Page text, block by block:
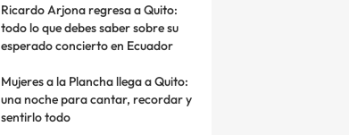
Ricardo Arjona regresa a Quito:
todo lo que debes saber sobre su
esperado concierto en Ecuador
Mujeres a la Plancha llega a Quito:
una noche para cantar, recordar y
sentirlo todo